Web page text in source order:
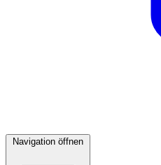
Navigation öffnen